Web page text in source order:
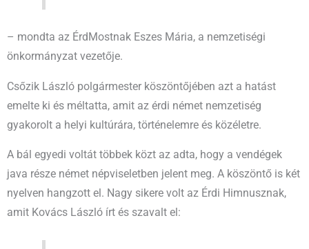
– mondta az ÉrdMostnak Eszes Mária, a nemzetiségi
önkormányzat vezetője.
Csőzik László polgármester köszöntőjében azt a hatást
emelte ki és méltatta, amit az érdi német nemzetiség
gyakorolt a helyi kultúrára, történelemre és közéletre.
A bál egyedi voltát többek közt az adta, hogy a vendégek
java része német népviseletben jelent meg. A köszöntő is két
nyelven hangzott el. Nagy sikere volt az Érdi Himnusznak,
amit Kovács László írt és szavalt el: